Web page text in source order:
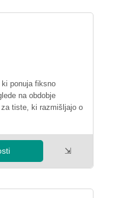
ponuja fiksno
na obdobje
tiste, ki razmišljajo o
⇲